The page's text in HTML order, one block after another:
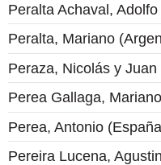
Peralta Achaval,
Peralta, Mariano
Peraza, Nicolás y
Perea Gallaga,
Perea, Antonio
Pereira Lucena,